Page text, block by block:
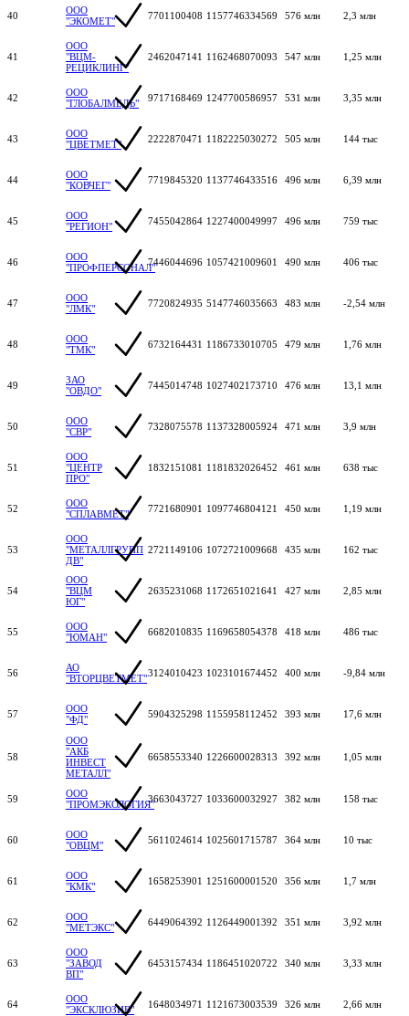
40
ООО
"ЭКОМЕТ"
7701100408 1157746334569 576 млн 2,3 млн
41
ООО
"ВЦМ-
РЕЦИКЛИНГ"
2462047141 1162468070093 547 млн 1,25 млн
42
ООО
"ГЛОБАЛМЕДЬ"
9717168469 1247700586957 531 млн 3,35 млн
43
ООО
"ЦВЕТМЕТ"
2222870471 1182225030272 505 млн 144 тыс
44
ООО
"КОВЧЕГ"
7719845320 1137746433516 496 млн 6,39 млн
45
ООО
"РЕГИОН"
7455042864 1227400049997 496 млн 759 тыс
46
ООО
"ПРОФПЕРСОНАЛ"7446044696 1057421009601 490 млн 406 тыс
47
ООО
"ЛМК"
7720824935 5147746035663 483 млн -2,54 млн
48
ООО
"ТМК"
6732164431 1186733010705 479 млн 1,76 млн
49
ЗАО
"ОВДО"
7445014748 1027402173710 476 млн 13,1 млн
50
ООО
"СВР"
7328075578 1137328005924 471 млн 3,9 млн
51
ООО
"ЦЕНТР
ПРО"
1832151081 1181832026452 461 млн 638 тыс
52
ООО
"СПЛАВМЕТ"
7721680901 1097746804121 450 млн 1,19 млн
53
ООО
"МЕТАЛЛГРУПП
ДВ"
2721149106 1072721009668 435 млн 162 тыс
54
ООО
"ВЦМ
ЮГ"
2635231068 1172651021641 427 млн 2,85 млн
55
ООО
"ЮМАН"
6682010835 1169658054378 418 млн 486 тыс
56
АО
"ВТОРЦВЕТМЕТ"3124010423 1023101674452 400 млн -9,84 млн
57
ООО
"ФД"
5904325298 1155958112452 393 млн 17,6 млн
58
ООО
"АКБ
ИНВЕСТ
МЕТАЛЛ"
6658553340 1226600028313 392 млн 1,05 млн
59
ООО
"ПРОМЭКОЛОГИЯ"3663043727 1033600032927 382 млн 158 тыс
60
ООО
"ОВЦМ"
5611024614 1025601715787 364 млн 10 тыс
61
ООО
"КМК"
1658253901 1251600001520 356 млн 1,7 млн
62
ООО
"МЕТЭКС"
6449064392 1126449001392 351 млн 3,92 млн
63
ООО
"ЗАВОД
ВП"
6453157434 1186451020722 340 млн 3,33 млн
64
ООО
"ЭКСКЛЮЗИВ"
1648034971 1121673003539 326 млн 2,66 млн